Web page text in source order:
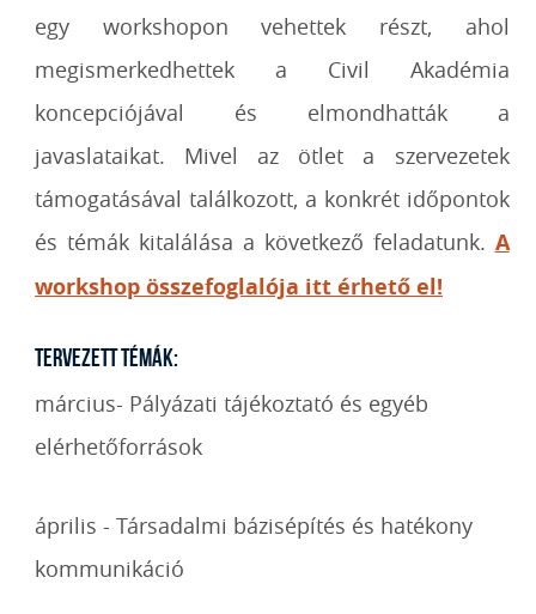
egy workshopon vehettek részt, ahol
megismerkedhettek a Civil Akadémia
koncepciójával és elmondhatták a
javaslataikat. Mivel az ötlet a szervezetek
támogatásával találkozott, a konkrét időpontok
és témák kitalálása a következő feladatunk. A
workshop összefoglalója itt érhető el!
Tervezett témák:
március- Pályázati tájékoztató és egyéb
elérhetőforrások
április - Társadalmi bázisépítés és hatékony
kommunikáció